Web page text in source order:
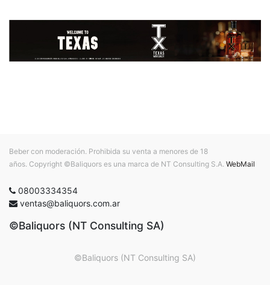
Beber con moderación. Prohibida su venta a menores de 18
años. Copyright ©Baliquors es una marca de NT Consulting S.A. WebMail
08003334354
ventas@baliquors.com.ar
©Baliquors (NT Consulting SA)
©Baliquors (NT Consulting SA)